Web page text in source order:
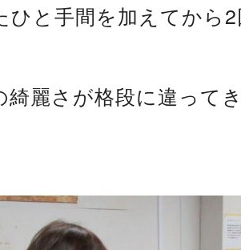
ひと手間を加えてから
綺麗さが格段に違って